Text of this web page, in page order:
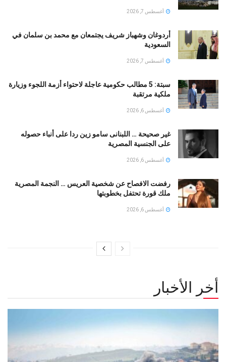
أغسطس 7, 2026
أردوغان وشهباز شريف يجتمعان مع محمد بن سلمان في
السعودية
أغسطس 7, 2026
سبتة: 5 مطالب حكومية عاجلة لاحتواء أزمة اللجوء وزيارة
ملكية مرتقبة
أغسطس 6, 2026
غير صحيحة … اللبنانى سامو زين ردا على أنباء حصوله
على الجنسية المصرية
أغسطس 6, 2026
رفضت الافصاح عن شخصية العريس … النجمة المصرية
ملك قورة تحتفل بخطوبتها
أغسطس 6, 2026
أخر الأخبار